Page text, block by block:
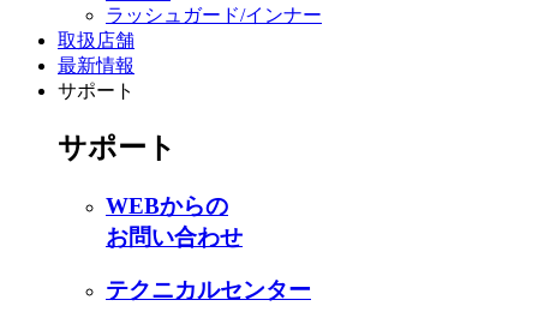
ラッシュガード/インナー
取扱店舗
最新情報
サポート
サポート
WEBからの
お問い合わせ
テクニカルセンター